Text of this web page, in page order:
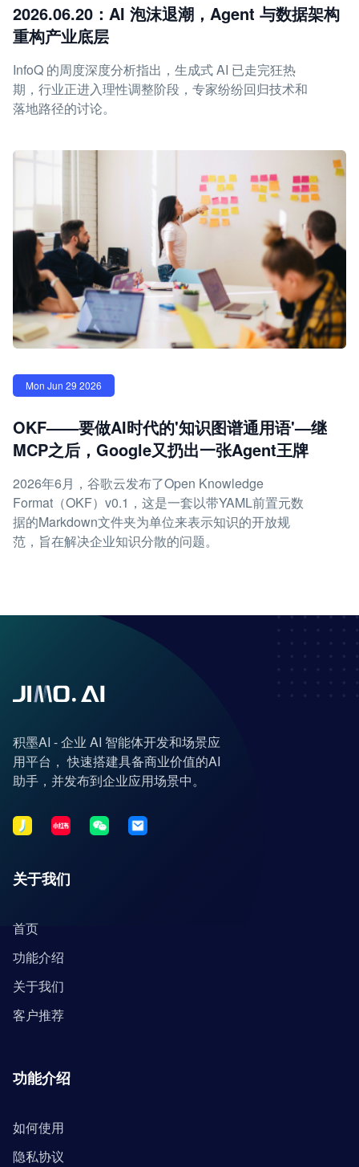
2026.06.20：AI 泡沫退潮，Agent 与数据架构
重构产业底层
InfoQ 的周度深度分析指出，生成式 AI 已走完狂热
期，行业正进入理性调整阶段，专家纷纷回归技术和
落地路径的讨论。
Mon Jun 29 2026
OKF——要做AI时代的'知识图谱通用语'—继
MCP之后，Google又扔出一张Agent王牌
2026年6月，谷歌云发布了Open Knowledge
Format（OKF）v0.1，这是一套以带YAML前置元数
据的Markdown文件夹为单位来表示知识的开放规
范，旨在解决企业知识分散的问题。
积墨AI - 企业 AI 智能体开发和场景应
用平台， 快速搭建具备商业价值的AI
助手，并发布到企业应用场景中。
关于我们
首页
功能介绍
关于我们
客户推荐
功能介绍
如何使用
隐私协议